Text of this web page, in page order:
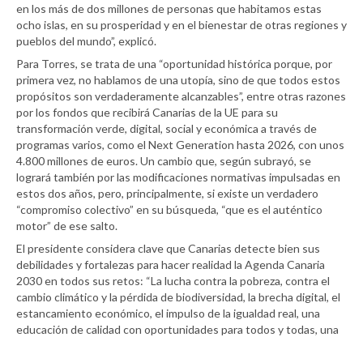
en los más de dos millones de personas que habitamos estas
ocho islas, en su prosperidad y en el bienestar de otras regiones y
pueblos del mundo”, explicó.
Para Torres, se trata de una “oportunidad histórica porque, por
primera vez, no hablamos de una utopía, sino de que todos estos
propósitos son verdaderamente alcanzables”, entre otras razones
por los fondos que recibirá Canarias de la UE para su
transformación verde, digital, social y económica a través de
programas varios, como el Next Generation hasta 2026, con unos
4.800 millones de euros. Un cambio que, según subrayó, se
logrará también por las modificaciones normativas impulsadas en
estos dos años, pero, principalmente, si existe un verdadero
“compromiso colectivo” en su búsqueda, “que es el auténtico
motor” de ese salto.
El presidente considera clave que Canarias detecte bien sus
debilidades y fortalezas para hacer realidad la Agenda Canaria
2030 en todos sus retos: “La lucha contra la pobreza, contra el
cambio climático y la pérdida de biodiversidad, la brecha digital, el
estancamiento económico, el impulso de la igualdad real, una
educación de calidad con oportunidades para todos y todas, una